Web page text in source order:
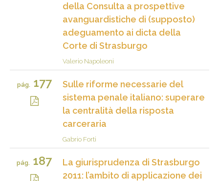
della Consulta a prospettive
avanguardistiche di (supposto)
adeguamento ai dicta della
Corte di Strasburgo
Valerio Napoleoni
pág. 177
Sulle riforme necessarie del
sistema penale italiano: superare
la centralità della risposta
carceraria
Gabrio Forti
pág. 187
La giurisprudenza di Strasburgo
2011: l’ambito di applicazione dei